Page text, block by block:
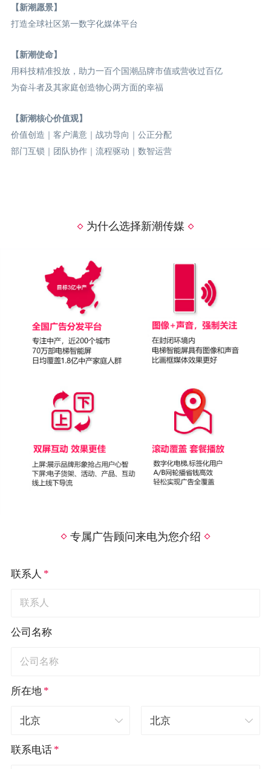
【新潮愿景】
打造全球社区第一数字化媒体平台
【新潮使命】
用科技精准投放，助力一百个国潮品牌市值或营收过百亿
为奋斗者及其家庭创造物心两方面的幸福
【新潮核心价值观】
价值创造｜客户满意｜战功导向｜公正分配
部门互锁｜团队协作｜流程驱动｜数智运营
为什么选择新潮传媒
专属广告顾问来电为您介绍
联系人 *
公司名称
所在地 *
联系电话 *